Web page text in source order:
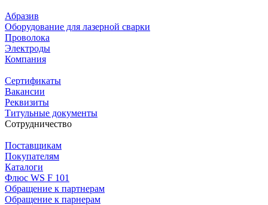
Абразив
Оборудование для лазерной сварки
Проволока
Электроды
Компания
Сертификаты
Вакансии
Реквизиты
Титульные документы
Сотрудничество
Поставщикам
Покупателям
Каталоги
Флюс WS F 101
Обращение к партнерам
Обращение к парнерам